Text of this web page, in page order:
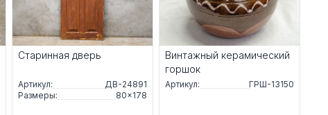
Старинная дверь
Артикул:
ДВ-24891
Размеры:
80×178
Винтажный керамический
горшок
Артикул: ГРШ-13150